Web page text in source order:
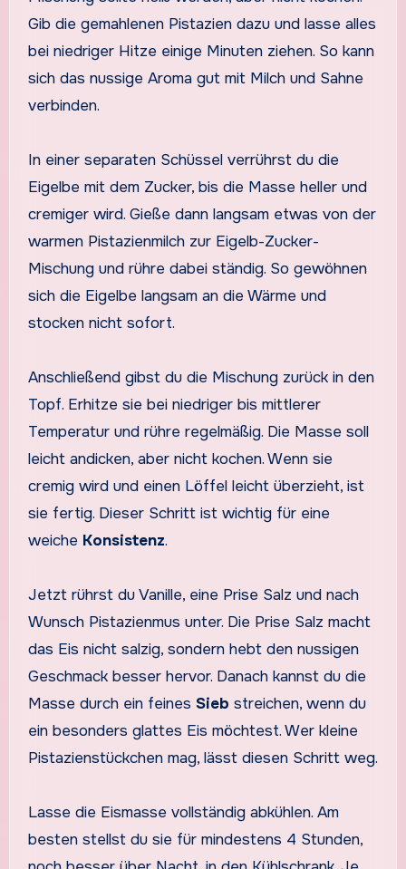
Gib die gemahlenen Pistazien dazu und lasse alles
bei niedriger Hitze einige Minuten ziehen. So kann
sich das nussige Aroma gut mit Milch und Sahne
verbinden.
In einer separaten Schüssel verrührst du die
Eigelbe mit dem Zucker, bis die Masse heller und
cremiger wird. Gieße dann langsam etwas von der
warmen Pistazienmilch zur Eigelb-Zucker-
Mischung und rühre dabei ständig. So gewöhnen
sich die Eigelbe langsam an die Wärme und
stocken nicht sofort.
Anschließend gibst du die Mischung zurück in den
Topf. Erhitze sie bei niedriger bis mittlerer
Temperatur und rühre regelmäßig. Die Masse soll
leicht andicken, aber nicht kochen. Wenn sie
cremig wird und einen Löffel leicht überzieht, ist
sie fertig. Dieser Schritt ist wichtig für eine
weiche Konsistenz.
Jetzt rührst du Vanille, eine Prise Salz und nach
Wunsch Pistazienmus unter. Die Prise Salz macht
das Eis nicht salzig, sondern hebt den nussigen
Geschmack besser hervor. Danach kannst du die
Masse durch ein feines Sieb streichen, wenn du
ein besonders glattes Eis möchtest. Wer kleine
Pistazienstückchen mag, lässt diesen Schritt weg.
Lasse die Eismasse vollständig abkühlen. Am
besten stellst du sie für mindestens 4 Stunden,